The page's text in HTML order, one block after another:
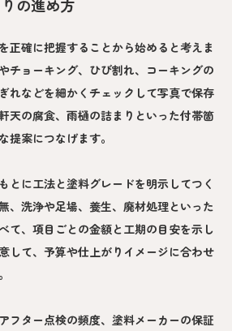
の進め方
正確に把握することから始めると考えま
チョーキング、ひび割れ、コーキングの
れなどを細かくチェックして写真で保存
天の腐食、雨樋の詰まりといった付帯箇
提案につなげます。
とに工法と塗料グレードを明示してつく
、洗浄や足場、養生、廃材処理といった
て、項目ごとの金額と工期の目安を示し
して、予算や仕上がりイメージに合わせ
フター点検の頻度、塗料メーカーの保証